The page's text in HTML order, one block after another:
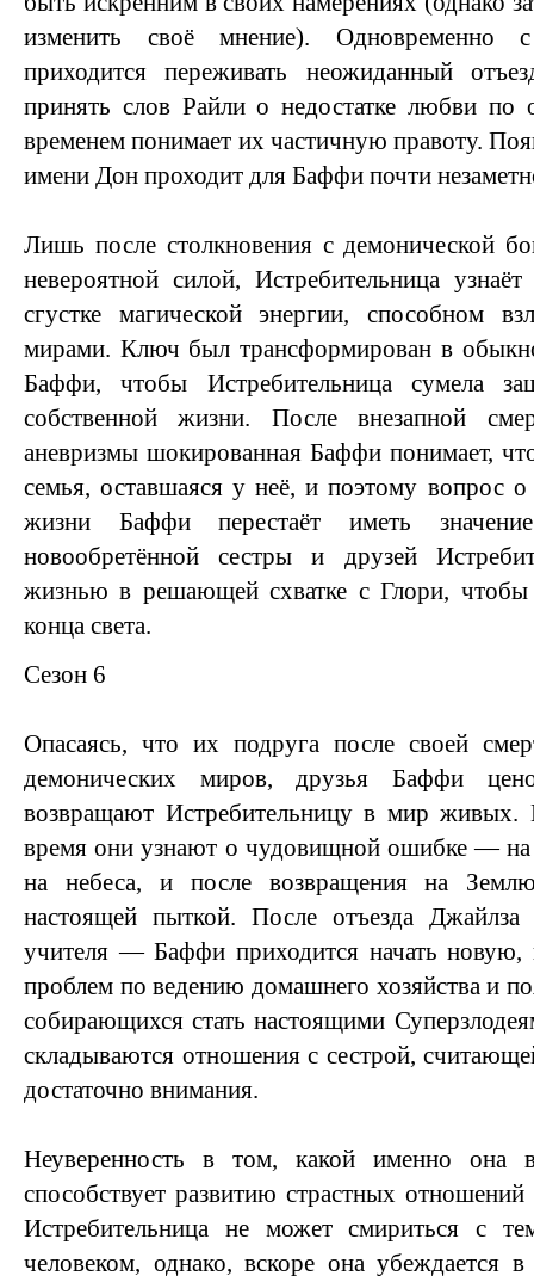
изменить своё мнение). Одновременно
приходится переживать неожиданный
принять слов Райли о недостатке любви
временем понимает их частичную правоту.
имени Дон проходит для Баффи почти
Лишь после столкновения с демонической
невероятной силой, Истребительница
сгустке магической энергии, способном
мирами. Ключ был трансформирован в
Баффи, чтобы Истребительница сумела
собственной жизни. После внезапной
аневризмы шокированная Баффи понимает,
семья, оставшаяся у неё, и поэтому вопрос
жизни Баффи перестаёт иметь
новообретённой сестры и друзей
жизнью в решающей схватке с Глори, чтобы
конца света.
Сезон 6
Опасаясь, что их подруга после своей
демонических миров, друзья Баффи
возвращают Истребительницу в мир живых.
время они узнают о чудовищной ошибке —
на небеса, и после возвращения на
настоящей пыткой. После отъезда
учителя — Баффи приходится начать
проблем по ведению домашнего хозяйства и
собирающихся стать настоящими
складываются отношения с сестрой,
достаточно внимания.
Неуверенность в том, какой именно она
способствует развитию страстных
Истребительница не может смириться с
человеком, однако, вскоре она убеждается